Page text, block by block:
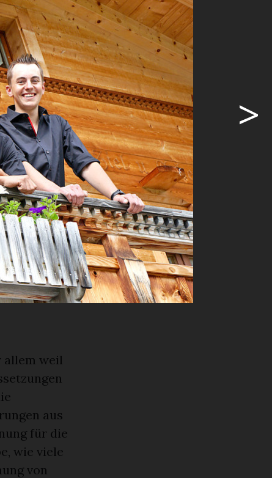
einigen
Schluss
Fête de la
seien
zwei bis
benötige
oder
lange
schon
allem weil
aus
für die
wie viele
von
>